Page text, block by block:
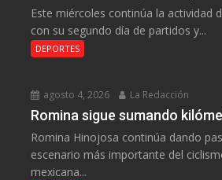
Este miércoles continúa la actividad
con su segundo día de partidos y...
DEPORTES
agosto 4, 2026 La Redacción
Romina sigue sumando
Romina Hinojosa continúa dando
escenario más importante del
mexicana...